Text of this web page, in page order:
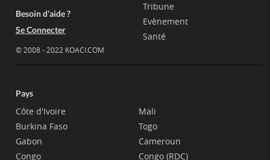
Besoin d'aide ?
Se Connecter
© 2008 - 2022 KOACI.COM
Tribune
Evènement
Santé
Pays
Côte d'Ivoire
Burkina Faso
Gabon
Congo
Mali
Togo
Cameroun
Congo (RDC)